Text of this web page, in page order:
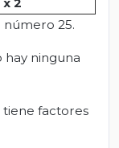
número 25.
hay ninguna
factores